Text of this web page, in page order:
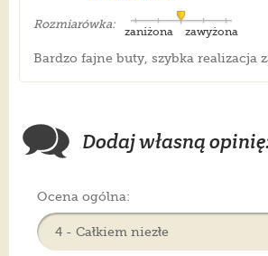
Rozmiarówka:
zawyżona
zaniżona
Bardzo fajne buty, szybka realizacja
Dodaj własną
Ocena ogólna: